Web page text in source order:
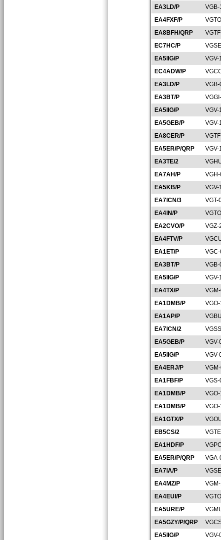
EA3LD/P
EA4FXF/P
EA8BFH/QRP
EC7HC/P
EA5IIG/P
VGV-
EC4ADW/P
EA3LD/P
EA3BT/P
EA5IIG/P
VGV-
EA5GEB/P
VGV-
EA8CER/P
EA5ER/P/QRP
VGV-
EA3TE/2
EA7AH/P
EA5KB/P
VGV-
EA7ICN/3
VGT-
EA4IN/P
EA2CVO/P
VGZ-
EA4FTV/P
EA1ET/P
EA3BT/P
EA5IIG/P
VGV-
EA4TX/P
EA1DMB/P
EA1AP/P
EA7ICN/2
EA5GEB/P
VGV-
EA5IIG/P
VGV-
EA4ERJ/P
EA1FBF/P
VGS-
EA1DMB/P
EA1DMB/P
EA1GTX/P
EB5CS/2
EA1HDF/P
EA5ER/P/QRP
EA7IA/P
EA4MZ/P
EA4EUI/P
EA5URE/P
EA5GZY/P/QRP
EA5IIG/P
VGV-